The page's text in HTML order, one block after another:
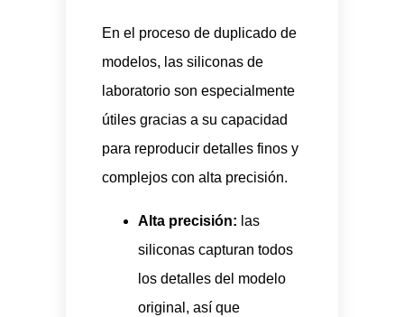
En el proceso de duplicado de
modelos, las siliconas de
laboratorio son especialmente
útiles gracias a su capacidad
para reproducir detalles finos y
complejos con alta precisión.
Alta precisión: las
siliconas capturan todos
los detalles del modelo
original, así que